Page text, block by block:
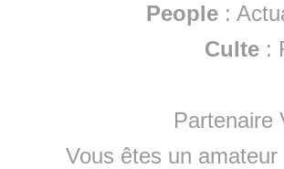
People :
Culte :
Partenaire
Vous êtes un amateur